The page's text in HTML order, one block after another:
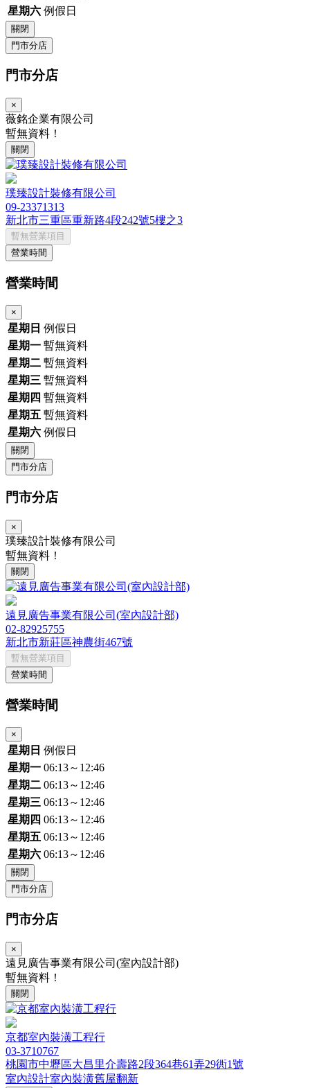
星期六 例假日
關閉
門市分店
門市分店
×
薇銘企業有限公司
暫無資料！
關閉
璞臻設計裝修有限公司
09-23371313
新北市三重區重新路4段242號5樓之3
暫無營業項目
營業時間
營業時間
×
星期日 例假日
星期一 暫無資料
星期二 暫無資料
星期三 暫無資料
星期四 暫無資料
星期五 暫無資料
星期六 例假日
關閉
門市分店
門市分店
×
璞臻設計裝修有限公司
暫無資料！
關閉
遠見廣告事業有限公司(室內設計部)
02-82925755
新北市新莊區神農街467號
暫無營業項目
營業時間
營業時間
×
星期日 例假日
星期一 06:13～12:46
星期二 06:13～12:46
星期三 06:13～12:46
星期四 06:13～12:46
星期五 06:13～12:46
星期六 06:13～12:46
關閉
門市分店
門市分店
×
遠見廣告事業有限公司(室內設計部)
暫無資料！
關閉
京都室內裝潢工程行
03-3710767
桃園市中壢區大昌里介壽路2段364巷61弄29衖1號
室內設計室內裝潢舊屋翻新